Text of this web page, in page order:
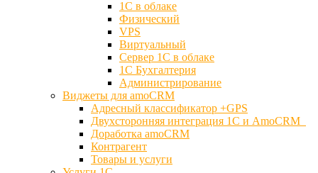
1С в облаке
Физический
VPS
Виртуальный
Сервер 1С в облаке
1С Бухгалтерия
Администрирование
Виджеты для amoCRM
Адресный классификатор +GPS
Двухсторонняя интеграция 1С и AmoCRM
Доработка amoCRM
Контрагент
Товары и услуги